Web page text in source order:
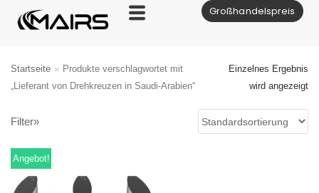
Zum
Inhalt
Großhandelspreis
Startseite » Produkte verschlagwortet mit
„Lieferant von Drehkreuzen in Saudi-Arabien“
Einzelnes Ergebnis
wird angezeigt
Filter»
Angebot!